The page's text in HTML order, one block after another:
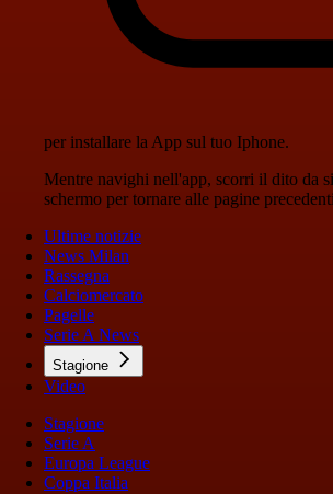
per installare la App sul tuo Iphone.
Mentre navighi nell'app, scorri il dito da
schermo per tornare alle pagine precedenti
Ultime notizie
News Milan
Rassegna
Calciomercato
Pagelle
Serie A News
Stagione
Video
Stagione
Serie A
Europa League
Coppa Italia